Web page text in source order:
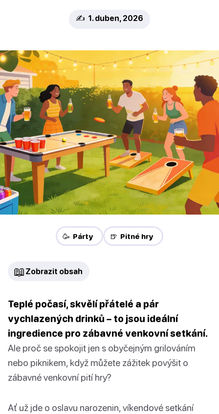
✍️ 1. duben, 2026
🥳 Párty 🍺 Pitné hry
📖 Zobrazit obsah
Teplé počasí, skvělí přátelé a pár
vychlazených drinků – to jsou ideální
ingredience pro zábavné venkovní setkání.
Ale proč se spokojit jen s obyčejným grilováním
nebo piknikem, když můžete zážitek povýšit o
zábavné venkovní pití hry?
Ať už jde o oslavu narozenin, víkendové setkání